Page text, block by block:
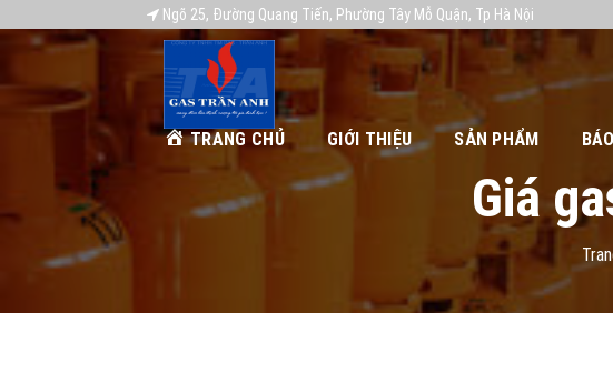
Ngõ 25, Đường Quang Tiến, Phường Tây Mỗ Quận, Tp Hà Nội
TRANG CHỦ GIỚI THIỆU SẢN PHẨM
Giá